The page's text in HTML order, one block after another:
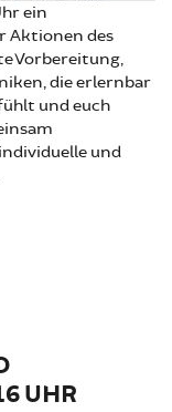
ein
Aktionen des
Vorbereitung,
die erlernbar
und euch
und
UHR